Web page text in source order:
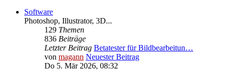
Software
Photoshop, Illustrator, 3D...
129 Themen
836 Beiträge
Letzter Beitrag Betatester für Bildbearbeitun…
von magann Neuester Beitrag
Do 5. Mär 2026, 08:32